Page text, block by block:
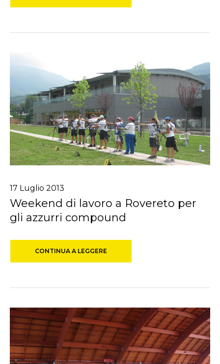
17 Luglio 2013
Weekend di lavoro a Rovereto per
gli azzurri compound
CONTINUA A LEGGERE